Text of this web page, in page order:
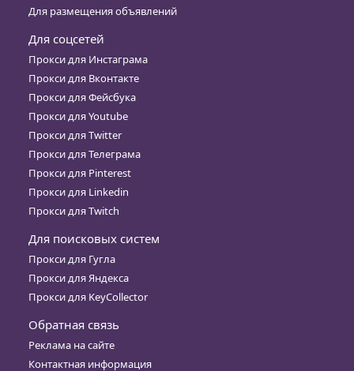
Для размещения объявлений
Для соцсетей
Прокси для Инстаграма
Прокси для Вконтакте
Прокси для Фейсбука
Прокси для Youtube
Прокси для Twitter
Прокси для Телеграма
Прокси для Pinterest
Прокси для Linkedin
Прокси для Twitch
Для поисковых систем
Прокси для Гугла
Прокси для Яндекса
Прокси для KeyCollector
Обратная связь
Реклама на сайте
Контактная информация